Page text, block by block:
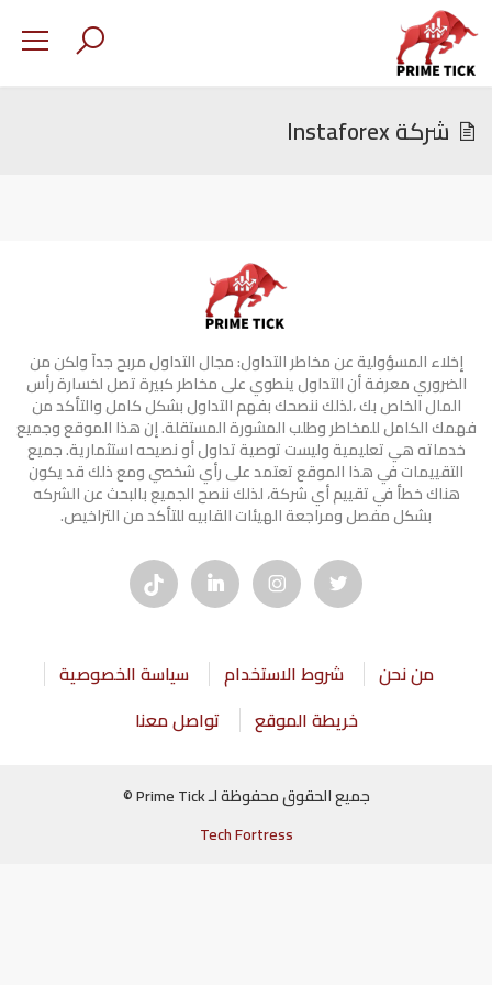
شركة Instaforex
إخلاء المسؤولية عن مخاطر التداول: مجال التداول مربح جدآ ولكن من
الضروري معرفة أن التداول ينطوي على مخاطر كبيرة تصل لخسارة رأس
المال الخاص بك ،لذلك ننصحك بفهم التداول بشكل كامل والتأكد من
فهمك الكامل للمخاطر وطلب المشورة المستقلة. إن هذا الموقع وجميع
خدماته هي تعليمية وليست توصية تداول أو نصيحه استثمارية. جميع
التقييمات في هذا الموقع تعتمد على رأي شخصي ومع ذلك قد يكون
هناك خطأ في تقييم أي شركة، لذلك ننصح الجميع بالبحث عن الشركه
بشكل مفصل ومراجعة الهيئات القابيه للتأكد من التراخيص.
من نحن شروط الاستخدام
سياسة الخصوصية
خريطة الموقع
تواصل معنا
جميع الحقوق محفوظة لـ Prime Tick ©
Tech Fortress